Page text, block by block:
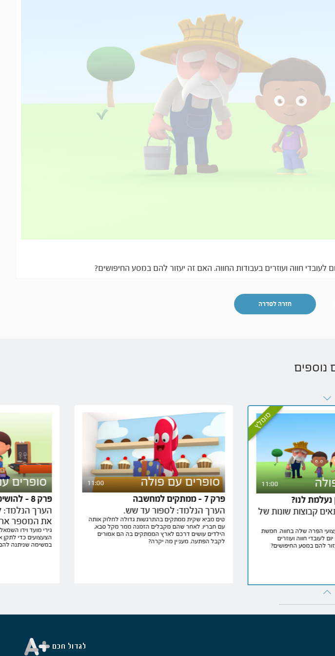
חווה ועוזרים בעבודות החווה. האם זה יעזור להם במסע החיפושים?
חזרה לסדרה
נוספים
מומלץ
11:00
קבוצות שונות של
הפרה שלה בחווה. חמשת
לעובדי חווה ועוזרים
להם במסע החיפושים?
סופרים עם פולה 11:00
פרק 7 - ממתקים למחשבה
הערך הנלמד: לספור עד שש.
טים מביא שקית ממתקים בהתרגשות גדולה לחלוק אותה
עם חבריו. לאחר שהם מקבלים הזמנה ממר מקל סבא,
הילדים עושים דרכם לארץ הממתקים בה הם אמורים
לקבל הפתעה. מעניין מה יקרה?
סופרים
פרק 8 - להושיט ליד עזרה
הערך הנלמד:
את המספר
גירי מועד וידו
הצעצועים כדי לתקן
במשימה שניתנה